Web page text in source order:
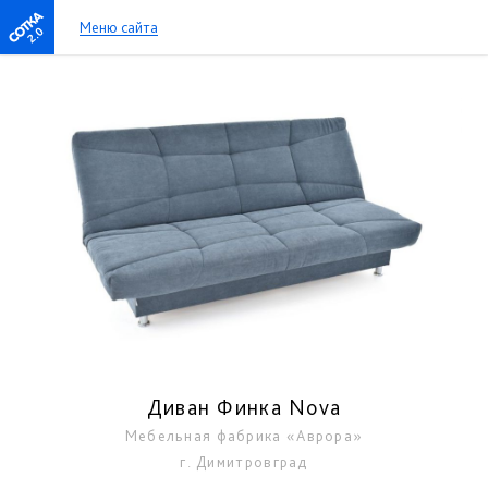
2.0 Меню сайта
Диван Финка Nova
Мебельная фабрика «Аврора»
г. Димитровград